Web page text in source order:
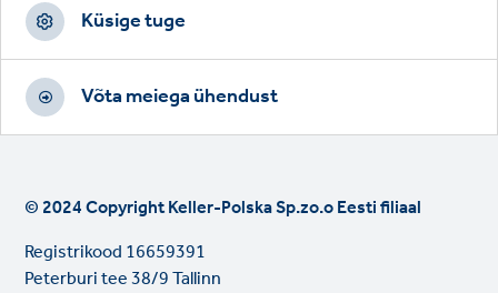
Küsige tuge
Võta meiega ühendust
© 2024 Copyright Keller-Polska Sp.zo.o Eesti filiaal
Registrikood 16659391
Peterburi tee 38/9 Tallinn